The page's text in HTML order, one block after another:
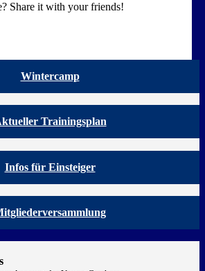
Share it with your friends!
Wintercamp
Trainingsplan
Infos für Einsteiger